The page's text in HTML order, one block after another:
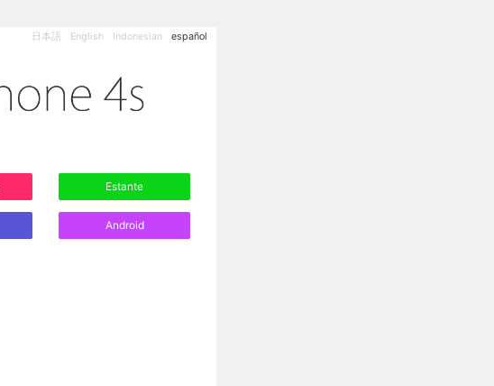
日本語 English Indonesian español
Estante
Android